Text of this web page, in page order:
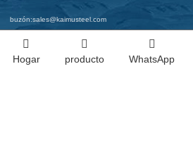
buzón:sales@kaimusteel.com
La dirección de la empresa:
No. 10 Dongchang East Road, oficina de Liuyuan,
Hogar producto WhatsApp